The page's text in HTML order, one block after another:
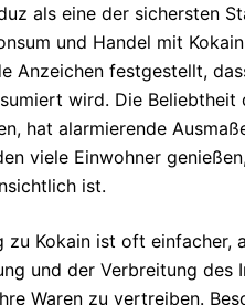
als eine der sichersten
und Handel mit
Anzeichen festgestellt,
wird. Die
hat alarmierende
viele Einwohner
ist.
zu Kokain ist oft einfacher,
und der Verbreitung des
Waren zu vertreiben.